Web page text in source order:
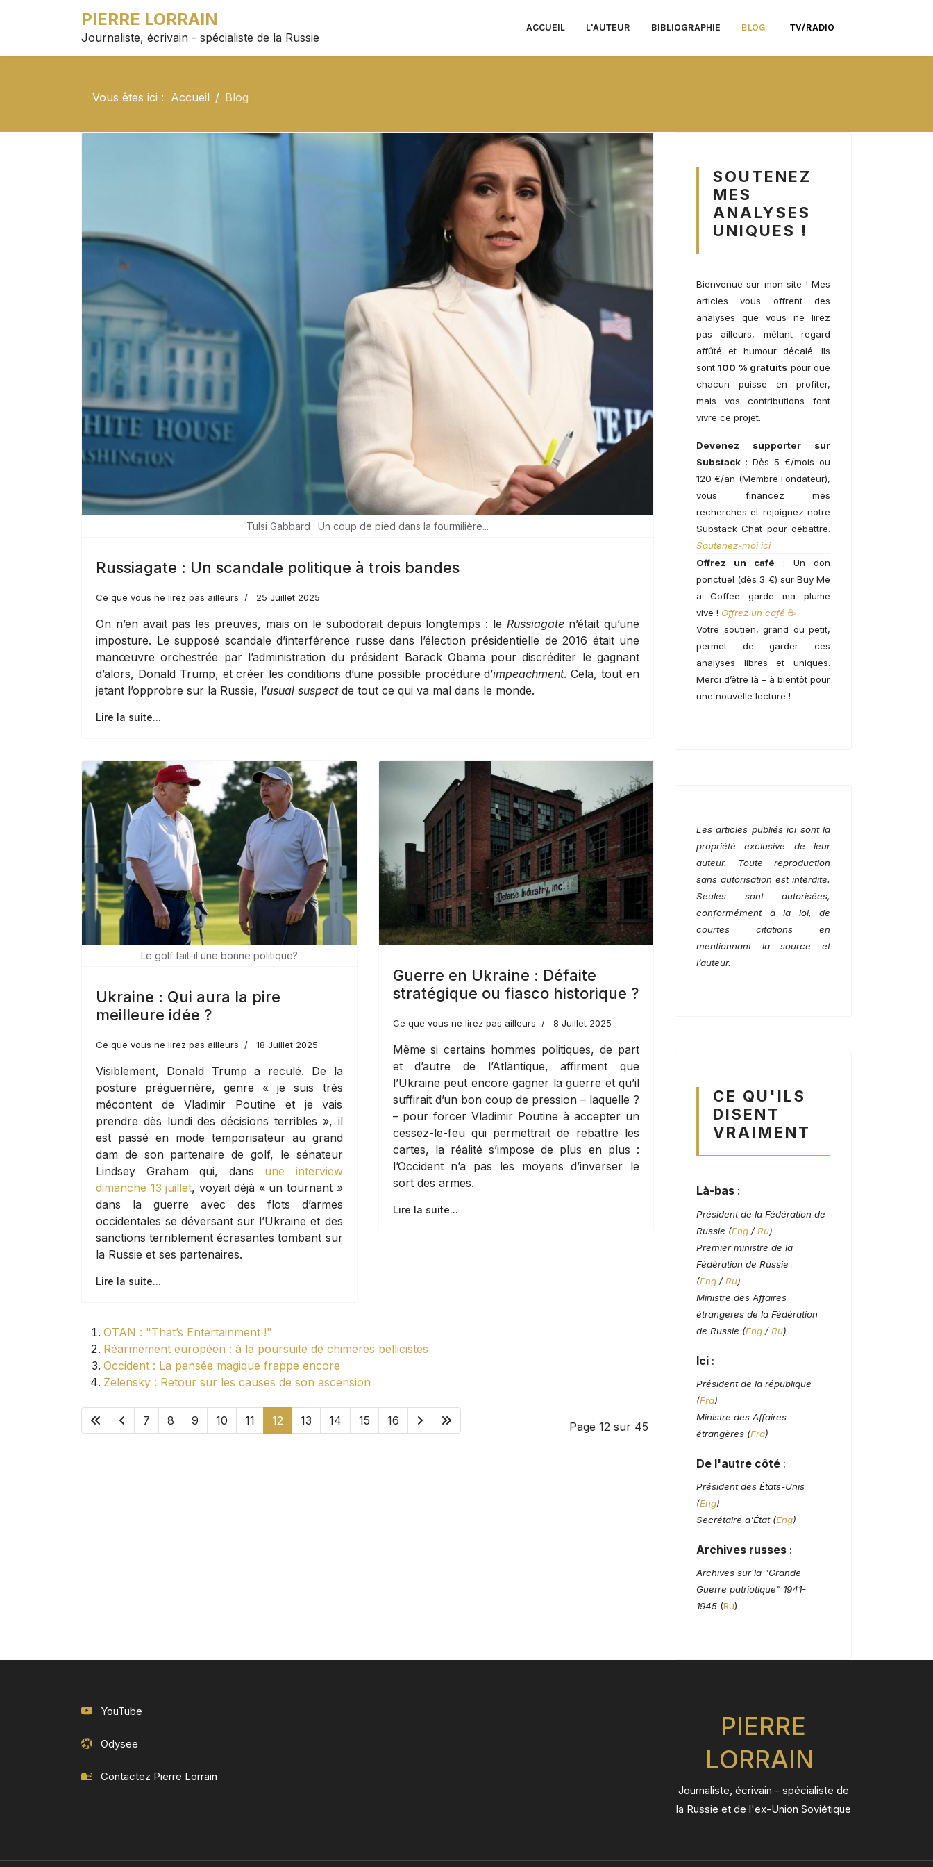
PIERRE LORRAIN
Journaliste, écrivain - spécialiste de la Russie
ACCUEIL L'AUTEUR BIBLIOGRAPHIE BLOG TV/RADIO
Vous êtes ici : Accueil Blog
Tulsi Gabbard : Un coup de pied dans la fourmilière...
Russiagate : Un scandale politique à trois bandes
Ce que vous ne lirez pas ailleurs 25 Juillet 2025
On n’en avait pas les preuves, mais on le subodorait depuis longtemps : le Russiagaten’était qu’une
imposture. Le supposé scandale d’interférence russe dans l’élection présidentielle de 2016 était une
manœuvre orchestrée par l’administration du président Barack Obama pour discréditer le gagnant
d’alors, Donald Trump, et créer les conditions d’une possible procédure d’impeachment. Cela, tout en
jetant l’opprobre sur la Russie, l’usual suspectde tout ce qui va mal dans le monde.
Lire la suite...
Le golf fait-il une bonne politique?
Ukraine : Qui aura la pire
meilleure idée ?
Ce que vous ne lirez pas ailleurs 18 Juillet 2025
Visiblement, Donald Trump a reculé. De la
posture préguerrière, genre « je suis très
mécontent de Vladimir Poutine et je vais
prendre dès lundi des décisions terribles », il
est passé en mode temporisateur au grand
dam de son partenaire de golf, le sénateur
Lindsey Graham qui, dans une interview
dimanche 13 juillet, voyait déjà « un tournant »
dans la guerre avec des flots d’armes
occidentales se déversant sur l’Ukraine et des
sanctions terriblement écrasantes tombant sur
la Russie et ses partenaires.
Lire la suite...
Guerre en Ukraine : Défaite
stratégique ou fiasco historique ?
Ce que vous ne lirez pas ailleurs 8 Juillet 2025
Même si certains hommes politiques, de part
et d’autre de l’Atlantique, affirment que
l’Ukraine peut encore gagner la guerre et qu’il
suffirait d’un bon coup de pression – laquelle ?
– pour forcer Vladimir Poutine à accepter un
cessez-le-feu qui permettrait de rebattre les
cartes, la réalité s’impose de plus en plus :
l’Occident n’a pas les moyens d’inverser le
sort des armes.
Lire la suite...
OTAN : "That’s Entertainment !"
Réarmement européen : à la poursuite de chimères bellicistes
Occident : La pensée magique frappe encore
Zelensky : Retour sur les causes de son ascension
Page 12 sur 45
7 8 9 10 11 12 13 14 15 16
SOUTENEZ
MES
ANALYSES
UNIQUES !
Bienvenue sur mon site ! Mes
articles vous offrent des
analyses que vous ne lirez
pas ailleurs, mêlant regard
affûté et humour décalé. Ils
sont100 % gratuits pour que
chacun puisse en profiter,
mais vos contributions font
vivre ce projet.
Devenez supporter sur
Substack : Dès 5 €/mois ou
120 €/an (Membre Fondateur),
vous financez mes
recherches et rejoignez notre
Substack Chat pour débattre.
Soutenez-moi ici
Offrez un café : Un don
ponctuel (dès 3 €) sur Buy Me
a Coffee garde ma plume
vive ! Offrez un café ☕
Votre soutien, grand ou petit,
permet de garder ces
analyses libres et uniques.
Merci d’être là – à bientôt pour
une nouvelle lecture !
Les articles publiés ici sont la
propriété exclusive de leur
auteur. Toute reproduction
sans autorisation est interdite.
Seules sont autorisées,
conformément à la loi, de
courtes citations en
mentionnant la source et
l’auteur.
CE QU'ILS
DISENT
VRAIMENT
Là-bas :
Président de la Fédération de
Russie (Eng /Ru)
Premier ministre de la
Fédération de Russie
(Eng /Ru)
Ministre des Affaires
étrangères de la Fédération
de Russie (Eng /Ru)
Ici :
Président de la république
(Fra)
Ministre des Affaires
étrangères (Fra)
De l'autre côté :
Président des États-Unis
(Eng)
Secrétaire d'État (Eng)
Archives russes :
Archives sur la "Grande
Guerre patriotique" 1941-
1945 (Ru)
YouTube
Odysee
Contactez Pierre Lorrain
PIERRE
LORRAIN
Journaliste, écrivain - spécialiste de
la Russie et de l'ex-Union Soviétique